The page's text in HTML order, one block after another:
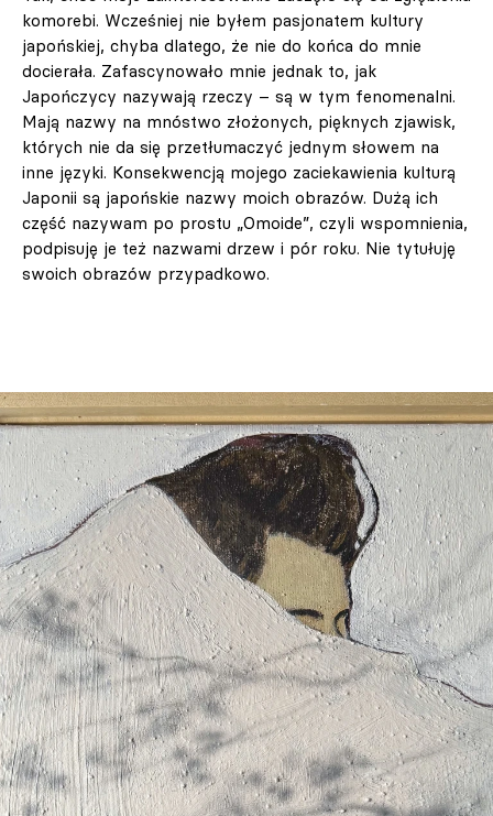
komorebi. Wcześniej nie byłem pasjonatem kultury
japońskiej, chyba dlatego, że nie do końca do mnie
docierała. Zafascynowało mnie jednak to, jak
Japończycy nazywają rzeczy – są w tym fenomenalni.
Mają nazwy na mnóstwo złożonych, pięknych zjawisk,
których nie da się przetłumaczyć jednym słowem na
inne języki. Konsekwencją mojego zaciekawienia kulturą
Japonii są japońskie nazwy moich obrazów. Dużą ich
część nazywam po prostu „Omoide”, czyli wspomnienia,
podpisuję je też nazwami drzew i pór roku. Nie tytułuję
swoich obrazów przypadkowo.